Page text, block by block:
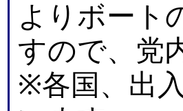
よりボート
すので、党
※各国、出